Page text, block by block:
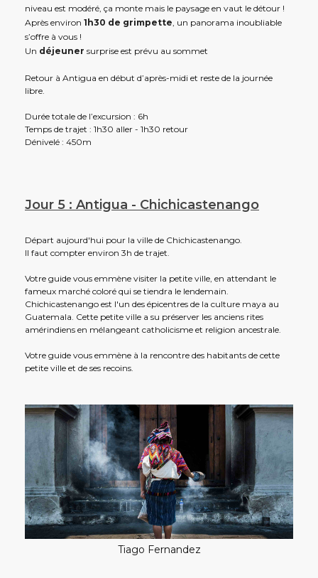
niveau est modéré, ça monte mais le paysage en vaut le détour !
Après environ 1h30 de grimpette, un panorama inoubliable
s’offre à vous !
Un déjeuner surprise est prévu au sommet
Retour à Antigua en début d’après-midi et reste de la journée
libre.
Durée totale de l’excursion : 6h
Temps de trajet : 1h30 aller - 1h30 retour
Dénivelé : 450m
Jour 5 : Antigua - Chichicastenango
Départ aujourd'hui pour la ville de Chichicastenango.
Il faut compter environ 3h de trajet.
Votre guide vous emmène visiter la petite ville, en attendant le
fameux marché coloré qui se tiendra le lendemain.
Chichicastenango est l'un des épicentres de la culture maya au
Guatemala. Cette petite ville a su préserver les anciens rites
amérindiens en mélangeant catholicisme et religion ancestrale.
Votre guide vous emmène à la rencontre des habitants de cette
petite ville et de ses recoins.
Tiago Fernandez